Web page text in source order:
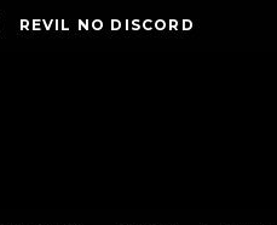
REVIL NO DISCORD